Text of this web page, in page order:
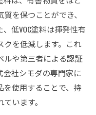
を保つことができ、
低VOC塗料は揮発性有
クを低減します。これ
ルや第三者による認証
会社シモダの専門家に
を使用することで、持
います。